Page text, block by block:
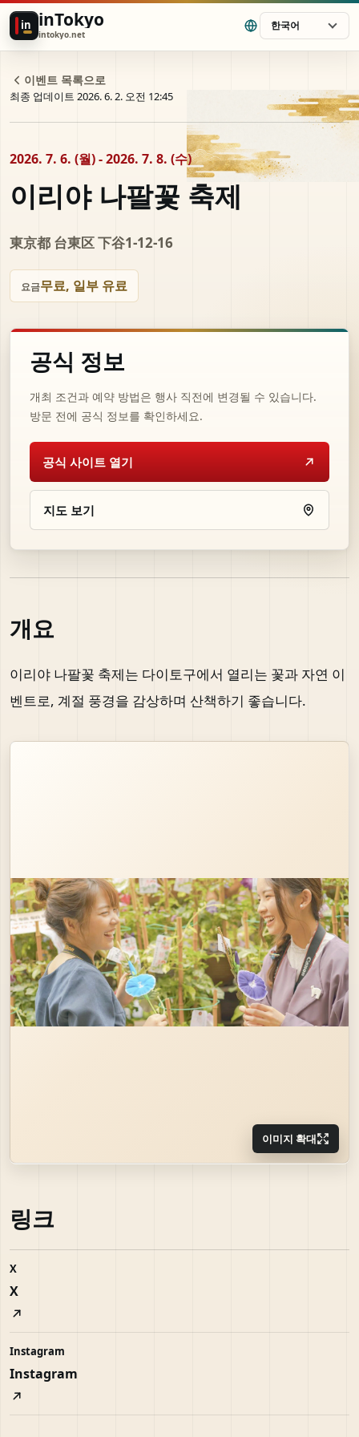
in inTokyo
intokyo.net
한국어
이벤트 목록으로
최종 업데이트 2026. 6. 2. 오전 12:45
2026. 7. 6. (월) - 2026. 7. 8. (수)
이리야 나팔꽃 축제
東京都 台東区 下谷1-12-16
요금무료, 일부 유료
공식 정보
개최 조건과 예약 방법은 행사 직전에 변경될 수 있습니다.
방문 전에 공식 정보를 확인하세요.
공식 사이트 열기
지도 보기
개요
이리야 나팔꽃 축제는 다이토구에서 열리는 꽃과 자연 이
벤트로, 계절 풍경을 감상하며 산책하기 좋습니다.
이미지 확대
링크
X
X
Instagram
Instagram